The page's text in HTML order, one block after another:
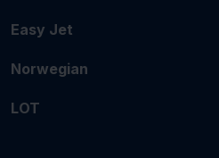
Easy Jet
Norwegian
LOT